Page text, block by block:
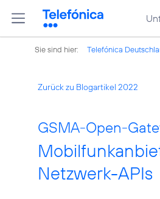
Sie sind hier: Telefónica
Zurück zu Blogartikel 2022
GSMA-Open-
Netzwerk-APIs